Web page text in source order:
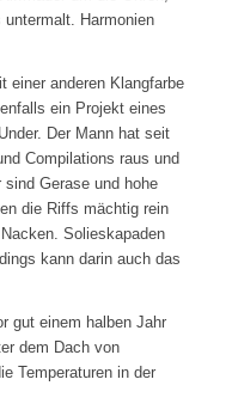
Harmonien
einer anderen Klangfarbe
ein Projekt eines
Der Mann hat seit
Compilations raus und
Gerase und hohe
die Riffs mächtig rein
Solieskapaden
kann darin auch das
gut einem halben Jahr
dem Dach von
Temperaturen in der